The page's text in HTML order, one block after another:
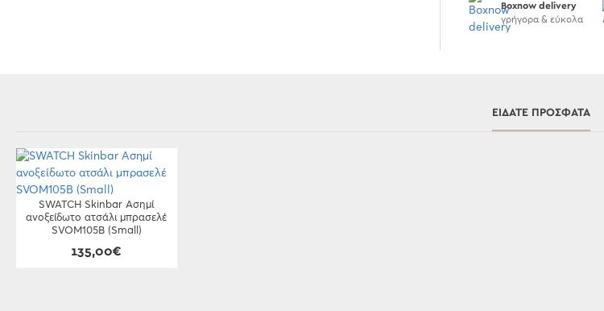
Boxnow delivery
γρήγορα & εύκολα
ΕΊΔΑΤΕ ΠΡΌΣΦΑΤΑ
SWATCH Skinbar Ασημί
ανοξείδωτο ατσάλι μπρασελέ
SVOM105B (Small)
135,00€